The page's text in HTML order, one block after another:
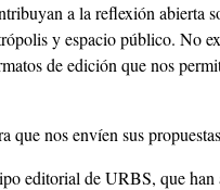
a la reflexión abierta
y espacio público. No
de edición que nos
que nos envíen sus
editorial de URBS, que